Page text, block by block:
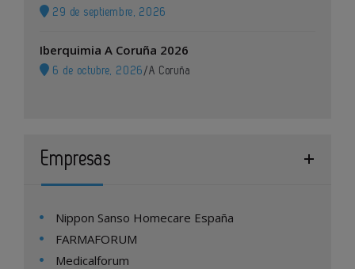
29 de septiembre, 2026
Iberquimia A Coruña 2026
6 de octubre, 2026 /A Coruña
Empresas
Nippon Sanso Homecare España
FARMAFORUM
Medicalforum